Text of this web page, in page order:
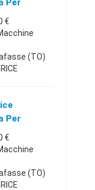
Per
€
(TO)
L/MIN.,
MASSIMA
6 UGELLI
Per
€
(TO)